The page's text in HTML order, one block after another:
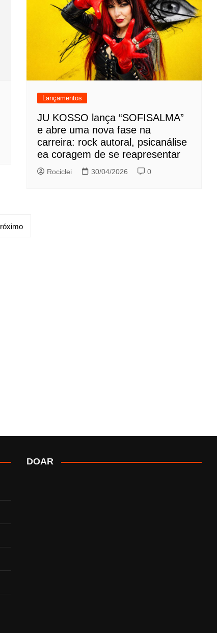
Lançamentos
JU KOSSO lança “SOFISALMA”
e abre uma nova fase na
carreira: rock autoral, psicanálise
ea coragem de se reapresentar
Rociclei 30/04/2026 0
DOAR